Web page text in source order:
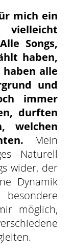
mich ein
vielleicht
Songs,
haben,
alle
und
immer
durften
welchen
Mein
Naturell
wider, der
Dynamik
möglich,